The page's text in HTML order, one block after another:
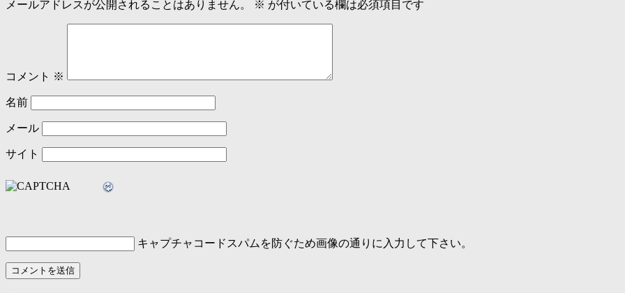
メールアドレスが公開されることはありません。 ※ が付いている欄は必須項目です
コメント ※
名前
メール
サイト
キャプチャコード スパムを防ぐため画像の通りに入力して下さい。